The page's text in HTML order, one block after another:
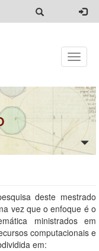
Toggle
deste mestrado
vez que o enfoque é o
ministrados em
computacionais e
em: